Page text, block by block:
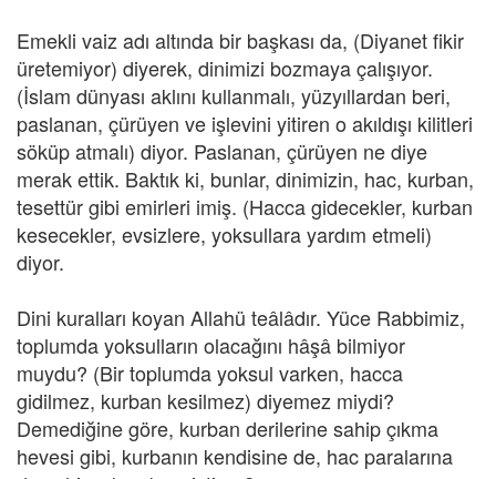
Emekli vaiz adı altında bir başkası da, (Diyanet fikir
üretemiyor) diyerek, dinimizi bozmaya çalışıyor.
(İslam dünyası aklını kullanmalı, yüzyıllardan beri,
paslanan, çürüyen ve işlevini yitiren o akıldışı kilitleri
söküp atmalı) diyor. Paslanan, çürüyen ne diye
merak ettik. Baktık ki, bunlar, dinimizin, hac, kurban,
tesettür gibi emirleri imiş. (Hacca gidecekler, kurban
kesecekler, evsizlere, yoksullara yardım etmeli)
diyor.
Dini kuralları koyan Allahü teâlâdır. Yüce Rabbimiz,
toplumda yoksulların olacağını hâşâ bilmiyor
muydu? (Bir toplumda yoksul varken, hacca
gidilmez, kurban kesilmez) diyemez miydi?
Demediğine göre, kurban derilerine sahip çıkma
hevesi gibi, kurbanın kendisine de, hac paralarına